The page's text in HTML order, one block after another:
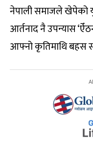
नेपाली समाजले खेपेको
आर्तनाद नै उपन्यास
आफ्नो कृतिमाथि बहस